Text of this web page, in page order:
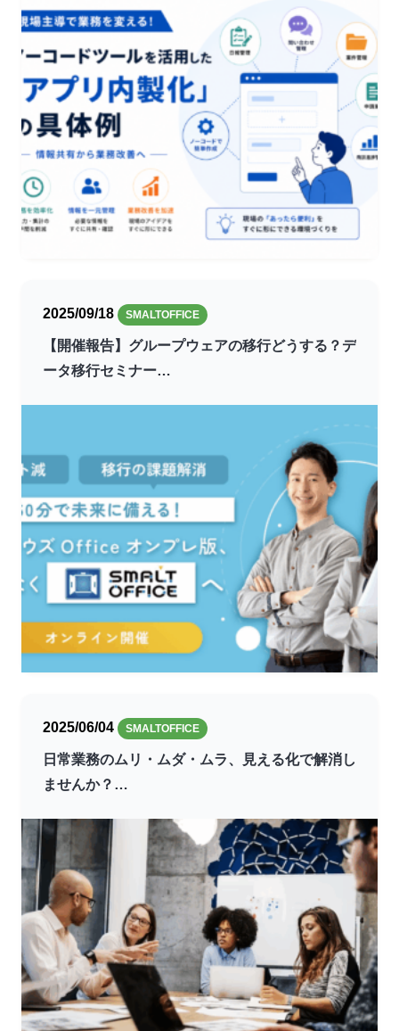
2025/09/18 SMALTOFFICE
【開催報告】グループウェアの移行どうする？デ
ータ移行セミナー…
2025/06/04 SMALTOFFICE
日常業務のムリ・ムダ・ムラ、見える化で解消し
ませんか？